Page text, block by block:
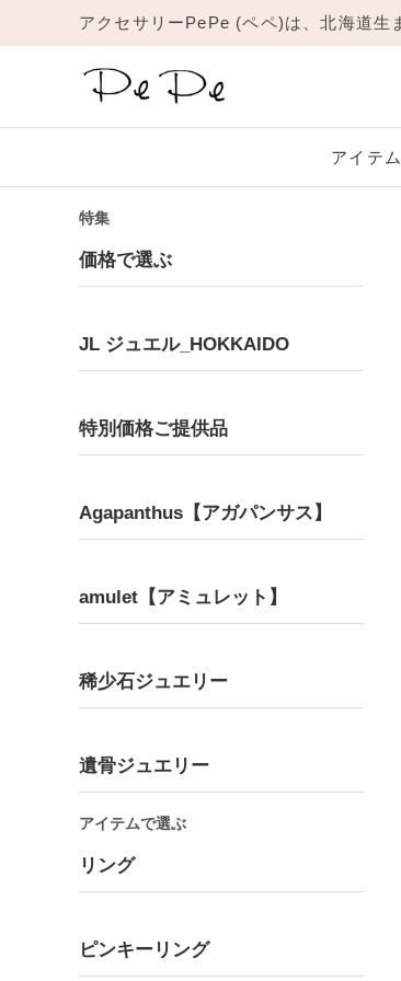
アクセサリーPePe (ペペ)は、北海道生
アイテム
リング
Platinum
プラチナ
イエ
1月 ガーネット
2
Topaz
JL
Amulet
ネックレス
特集
価格で選ぶ
JL ジュエル_HOKKAIDO
特別価格ご提供品
Agapanthus【アガパンサス】
amulet【アミュレット】
稀少石ジュエリー
遺骨ジュエリー
アイテムで選ぶ
リング
ピンキーリング